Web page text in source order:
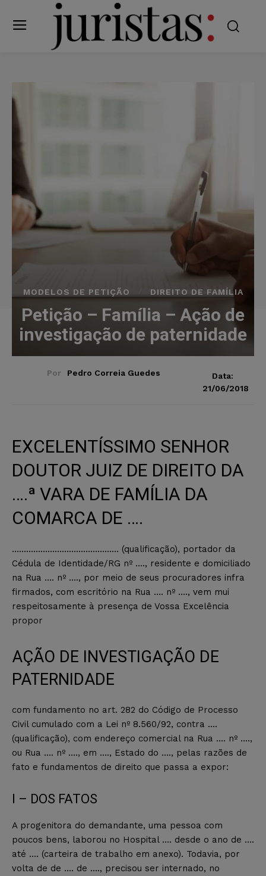
MODELOS DE PETIÇÃO DIREITO DE FAMÍLIA
Petição – Família – Ação de
investigação de paternidade
Por Pedro Correia Guedes
Data:
21/06/2018
EXCELENTÍSSIMO SENHOR
DOUTOR JUIZ DE DIREITO DA
….ª VARA DE FAMÍLIA DA
COMARCA DE ….
……………………………………… (qualificação), portador da
Cédula de Identidade/RG nº …., residente e domiciliado
na Rua …. nº …., por meio de seus procuradores infra
firmados, com escritório na Rua …. nº …., vem mui
respeitosamente à presença de Vossa Excelência
propor
AÇÃO DE INVESTIGAÇÃO DE
PATERNIDADE
com fundamento no art. 282 do Código de Processo
Civil cumulado com a Lei nº 8.560/92, contra ….
(qualificação), com endereço comercial na Rua …. nº ….,
ou Rua …. nº …., em …., Estado do …., pelas razões de
fato e fundamentos de direito que passa a expor:
I – DOS FATOS
A progenitora do demandante, uma pessoa com
poucos bens, laborou no Hospital …. desde o ano de ….
até …. (carteira de trabalho em anexo). Todavia, por
volta de de …. de …., precisou ser internado, no